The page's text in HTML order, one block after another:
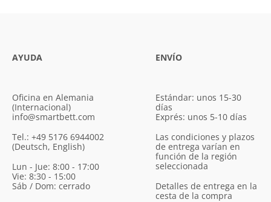
AYUDA
Oficina en Alemania
(Internacional)
info@smartbett.com
Tel.: +49 5176 6944002
(Deutsch, English)
Lun - Jue: 8:00 - 17:00
Vie: 8:30 - 15:00
Sáb / Dom: cerrado
ENVÍO
Estándar: unos 15-30
días
Exprés: unos 5-10 días
Las condiciones y plazos
de entrega varían en
función de la región
seleccionada
Detalles de entrega en la
cesta de la compra